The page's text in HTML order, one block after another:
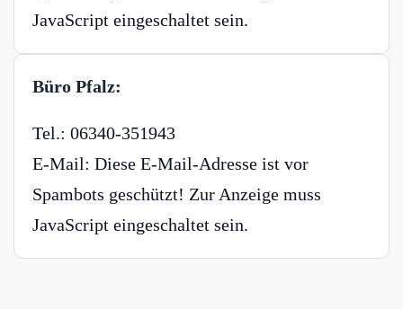
JavaScript eingeschaltet sein.
Büro Pfalz:
Tel.: 06340-351943
E-Mail: Diese E-Mail-Adresse ist vor
Spambots geschützt! Zur Anzeige muss
JavaScript eingeschaltet sein.